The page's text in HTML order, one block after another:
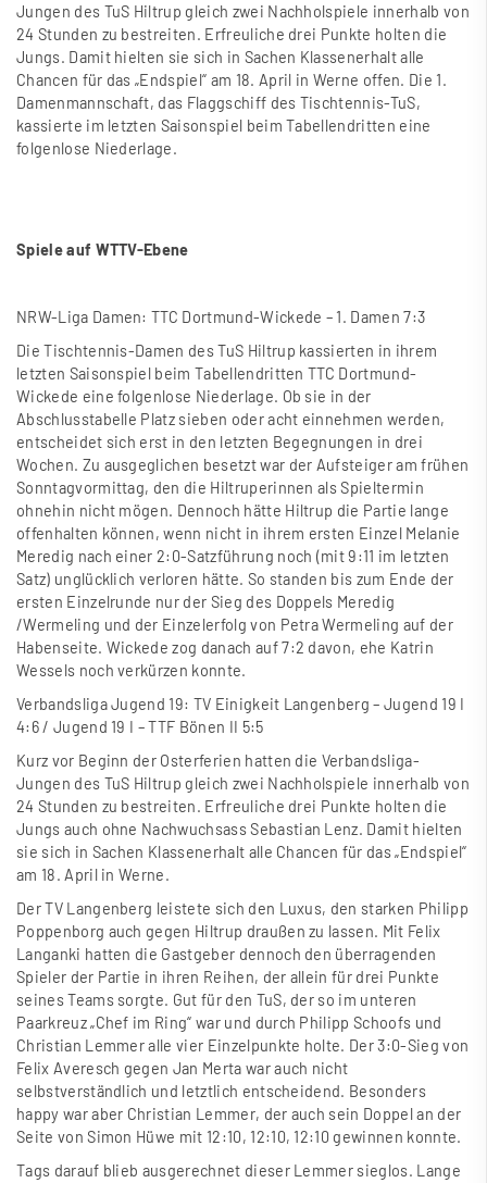
Jungen des TuS Hiltrup gleich zwei Nachholspiele innerhalb von
24 Stunden zu bestreiten. Erfreuliche drei Punkte holten die
Jungs. Damit hielten sie sich in Sachen Klassenerhalt alle
Chancen für das „Endspiel“ am 18. April in Werne offen. Die 1.
Damenmannschaft, das Flaggschiff des Tischtennis-TuS,
kassierte im letzten Saisonspiel beim Tabellendritten eine
folgenlose Niederlage.
Spiele auf WTTV-Ebene
NRW-Liga Damen: TTC Dortmund-Wickede – 1. Damen 7:3
Die Tischtennis-Damen des TuS Hiltrup kassierten in ihrem
letzten Saisonspiel beim Tabellendritten TTC Dortmund-
Wickede eine folgenlose Niederlage. Ob sie in der
Abschlusstabelle Platz sieben oder acht einnehmen werden,
entscheidet sich erst in den letzten Begegnungen in drei
Wochen. Zu ausgeglichen besetzt war der Aufsteiger am frühen
Sonntagvormittag, den die Hiltruperinnen als Spieltermin
ohnehin nicht mögen. Dennoch hätte Hiltrup die Partie lange
offenhalten können, wenn nicht in ihrem ersten Einzel Melanie
Meredig nach einer 2:0-Satzführung noch (mit 9:11 im letzten
Satz) unglücklich verloren hätte. So standen bis zum Ende der
ersten Einzelrunde nur der Sieg des Doppels Meredig
/Wermeling und der Einzelerfolg von Petra Wermeling auf der
Habenseite. Wickede zog danach auf 7:2 davon, ehe Katrin
Wessels noch verkürzen konnte.
Verbandsliga Jugend 19: TV Einigkeit Langenberg – Jugend 19 I
4:6 / Jugend 19 I – TTF Bönen II 5:5
Kurz vor Beginn der Osterferien hatten die Verbandsliga-
Jungen des TuS Hiltrup gleich zwei Nachholspiele innerhalb von
24 Stunden zu bestreiten. Erfreuliche drei Punkte holten die
Jungs auch ohne Nachwuchsass Sebastian Lenz. Damit hielten
sie sich in Sachen Klassenerhalt alle Chancen für das „Endspiel“
am 18. April in Werne.
Der TV Langenberg leistete sich den Luxus, den starken Philipp
Poppenborg auch gegen Hiltrup draußen zu lassen. Mit Felix
Langanki hatten die Gastgeber dennoch den überragenden
Spieler der Partie in ihren Reihen, der allein für drei Punkte
seines Teams sorgte. Gut für den TuS, der so im unteren
Paarkreuz „Chef im Ring“ war und durch Philipp Schoofs und
Christian Lemmer alle vier Einzelpunkte holte. Der 3:0-Sieg von
Felix Averesch gegen Jan Merta war auch nicht
selbstverständlich und letztlich entscheidend. Besonders
happy war aber Christian Lemmer, der auch sein Doppel an der
Seite von Simon Hüwe mit 12:10, 12:10, 12:10 gewinnen konnte.
Tags darauf blieb ausgerechnet dieser Lemmer sieglos. Lange